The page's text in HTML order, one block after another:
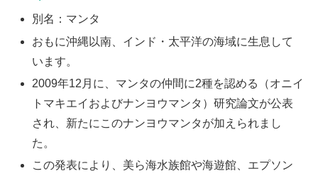
別名：マンタ
おもに沖縄以南、インド・太平洋の海域に生息して
います。
2009年12月に、マンタの仲間に2種を認める（オニイ
トマキエイおよびナンヨウマンタ）研究論文が公表
され、新たにこのナンヨウマンタが加えられまし
た。
この発表により、美ら海水族館や海遊館、エプソン